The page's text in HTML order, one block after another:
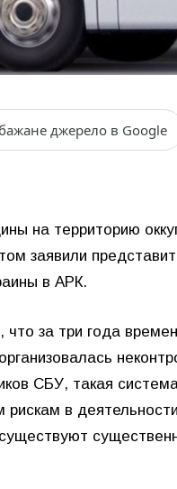
джерело в Google
на территорию
заявили
в АРК.
за три года
СБУ, такая
в